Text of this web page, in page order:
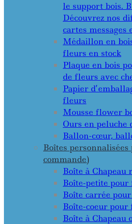
le support bois.
Découvrez nos
cartes messages
Médaillon en
fleurs en stock
Plaque en bois
de fleurs avec
Papier
fleurs
Mousse flower
Ours en peluche
Ballon-cœur,
Boîtes
commande)
Boîte à
Boîte-petite
Boîte carrée
Boîte-coeur pour
Boîte à Chapeau